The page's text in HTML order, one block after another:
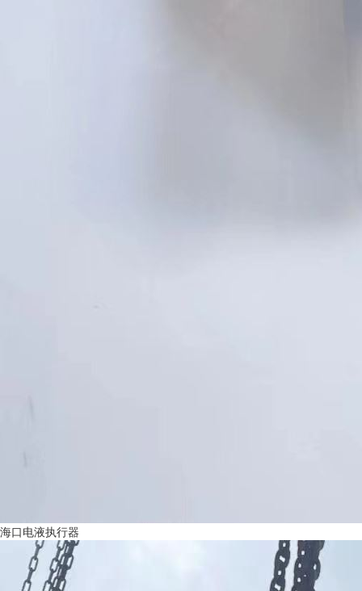
海口电液执行器